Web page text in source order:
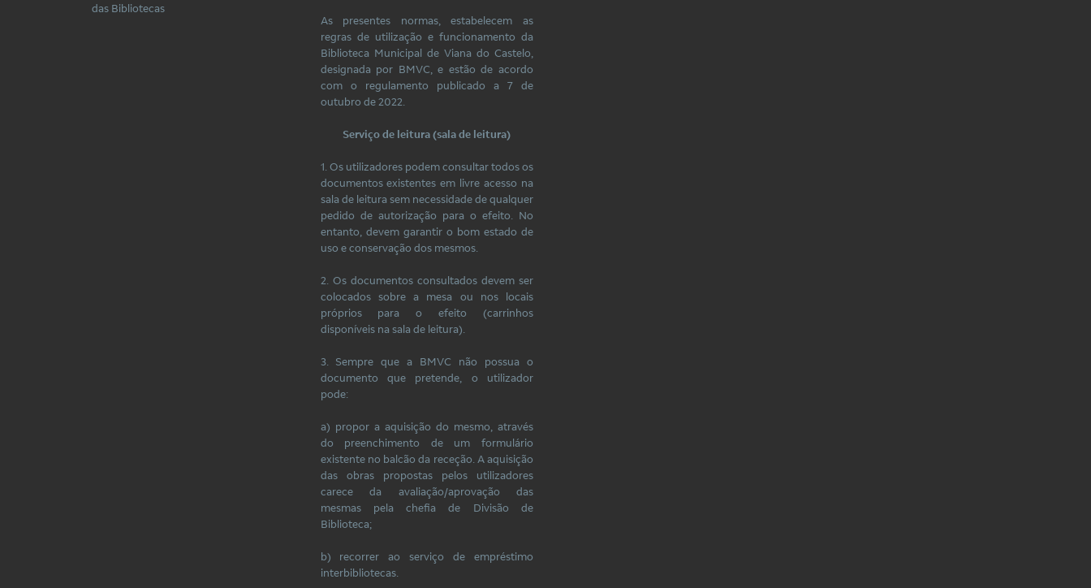
das Bibliotecas
As presentes normas, estabelecem as
regras de utilização e funcionamento da
Biblioteca Municipal de Viana do Castelo,
designada por BMVC, e estão de acordo
com o regulamento publicado a 7 de
outubro de 2022.
Serviço de leitura (sala de leitura)
1. Os utilizadores podem consultar todos os
documentos existentes em livre acesso na
sala de leitura sem necessidade de qualquer
pedido de autorização para o efeito. No
entanto, devem garantir o bom estado de
uso e conservação dos mesmos.
2. Os documentos consultados devem ser
colocados sobre a mesa ou nos locais
próprios para o efeito (carrinhos
disponíveis na sala de leitura).
3. Sempre que a BMVC não possua o
documento que pretende, o utilizador
pode:
a) propor a aquisição do mesmo, através
do preenchimento de um formulário
existente no balcão da receção. A aquisição
das obras propostas pelos utilizadores
carece da avaliação/aprovação das
mesmas pela chefia de Divisão de
Biblioteca;
b) recorrer ao serviço de empréstimo
interbibliotecas.